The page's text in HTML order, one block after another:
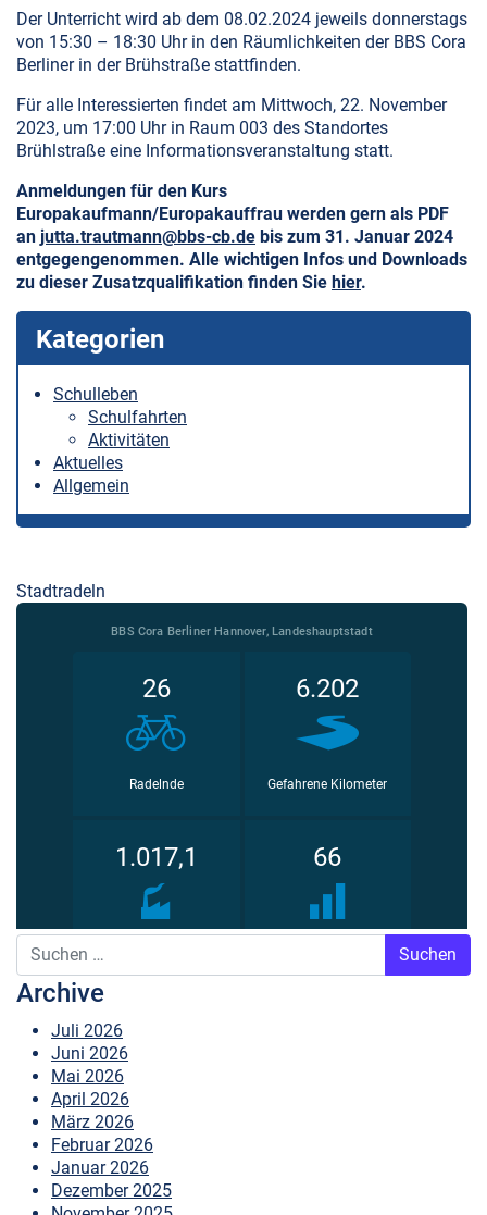
Der Unterricht wird ab dem 08.02.2024 jeweils donnerstags
von 15:30 – 18:30 Uhr in den Räumlichkeiten der BBS Cora
Berliner in der Brühstraße stattfinden.
Für alle Interessierten findet am Mittwoch, 22. November
2023, um 17:00 Uhr in Raum 003 des Standortes
Brühlstraße eine Informationsveranstaltung statt.
Anmeldungen für den Kurs
Europakaufmann/Europakauffrau werden gern als PDF
an jutta.trautmann@bbs-cb.de bis zum 31. Januar 2024
entgegengenommen. Alle wichtigen Infos und Downloads
zu dieser Zusatzqualifikation finden Sie hier.
Kategorien
Schulleben
Schulfahrten
Aktivitäten
Aktuelles
Allgemein
Stadtradeln
Suche nach:
Archive
Juli 2026
Juni 2026
Mai 2026
April 2026
März 2026
Februar 2026
Januar 2026
Dezember 2025